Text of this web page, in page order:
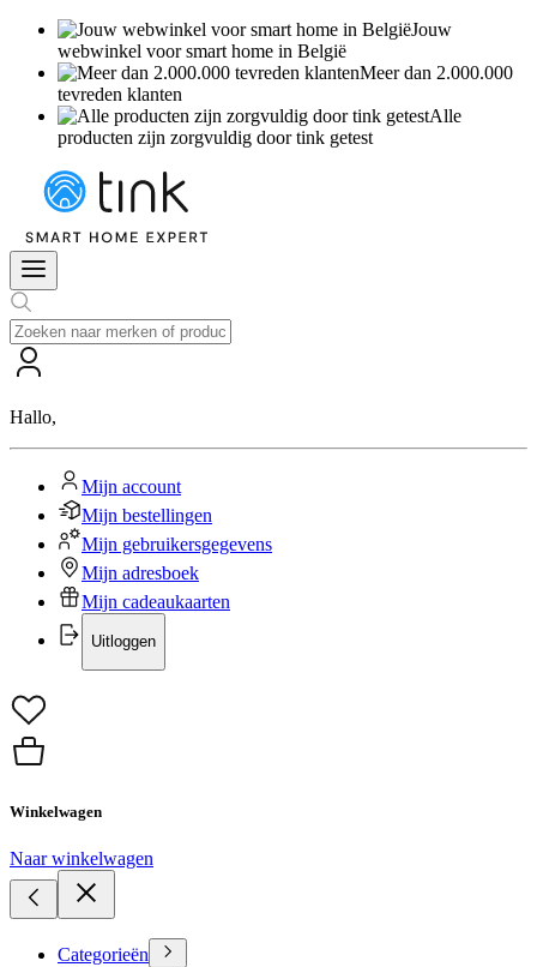
Jouw
webwinkel voor smart home in België
Meer dan 2.000.000
tevreden klanten
Alle
producten zijn zorgvuldig door tink getest
Hallo,
Mijn account
Mijn bestellingen
Mijn gebruikersgegevens
Mijn adresboek
Mijn cadeaukaarten
Uitloggen
Winkelwagen
Naar winkelwagen
Categorieën